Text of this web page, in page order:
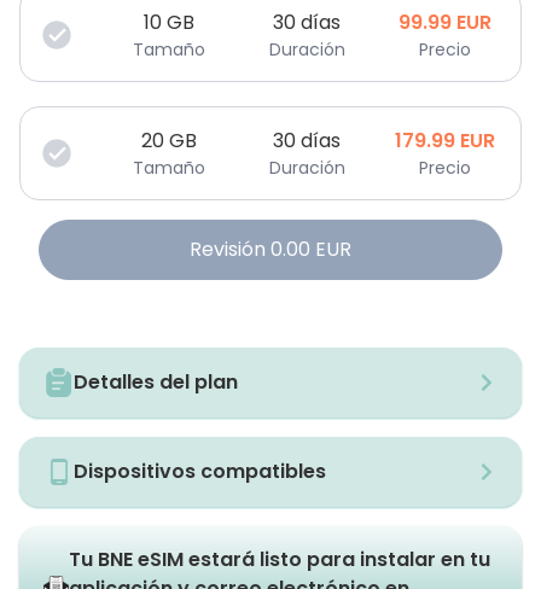
10GB
Tamaño
30 días
Duración
99.99 EUR
Precio
20GB
Tamaño
30 días
Duración
179.99 EUR
Precio
Revisión 0.00 EUR
Detalles del plan
Dispositivos compatibles
Tu BNE eSIM estará listo para instalar en tu